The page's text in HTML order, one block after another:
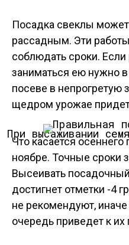
Посадка свеклы
рассадным. Эти
соблюдать сроки.
заниматься ею нужно
посеве в непрогретую
щедром урожае
При высаживании
Что касается
ноябре. Точные сроки
Высеивать
достигнет отметки -4
не рекомендуют,
очередь приведет к их